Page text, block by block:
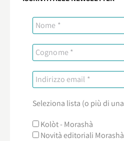
Seleziona lista (o più di
Kolòt - Morashà
Novità editoriali Morashà